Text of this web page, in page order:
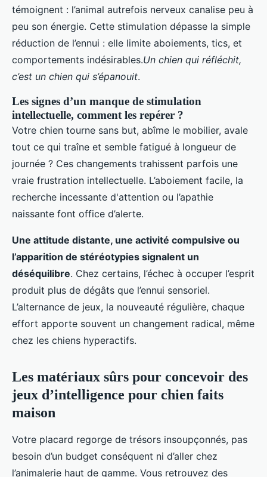
témoignent : l’animal autrefois nerveux canalise peu à
peu son énergie. Cette stimulation dépasse la simple
réduction de l’ennui : elle limite aboiements, tics, et
comportements indésirables.Un chien qui réfléchit,
c’est un chien qui s’épanouit.
Les signes d’un manque de stimulation
intellectuelle, comment les repérer ?
Votre chien tourne sans but, abîme le mobilier, avale
tout ce qui traîne et semble fatigué à longueur de
journée ? Ces changements trahissent parfois une
vraie frustration intellectuelle. L’aboiement facile, la
recherche incessante d'attention ou l’apathie
naissante font office d’alerte.
Une attitude distante, une activité compulsive ou
l’apparition de stéréotypies signalent un
déséquilibre. Chez certains, l’échec à occuper l’esprit
produit plus de dégâts que l’ennui sensoriel.
L’alternance de jeux, la nouveauté régulière, chaque
effort apporte souvent un changement radical, même
chez les chiens hyperactifs.
Les matériaux sûrs pour concevoir des
jeux d’intelligence pour chien faits
maison
Votre placard regorge de trésors insoupçonnés, pas
besoin d’un budget conséquent ni d’aller chez
l’animalerie haut de gamme. Vous retrouvez des